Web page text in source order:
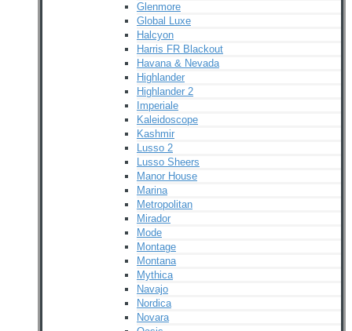
Glenmore
Global Luxe
Halcyon
Harris FR Blackout
Havana & Nevada
Highlander
Highlander 2
Imperiale
Kaleidoscope
Kashmir
Lusso 2
Lusso Sheers
Manor House
Marina
Metropolitan
Mirador
Mode
Montage
Montana
Mythica
Navajo
Nordica
Novara